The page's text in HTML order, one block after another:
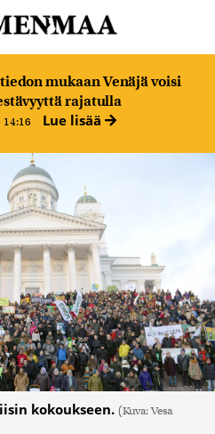
mukaan Venäjä voisi
rajatulla
14:16 Lue lisää
kokoukseen. (Kuva: Vesa